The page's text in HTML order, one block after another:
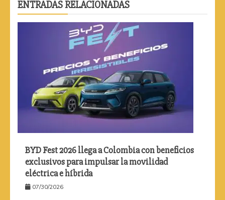
ENTRADAS RELACIONADAS
BYD Fest 2026 llega a Colombia con beneficios
exclusivos para impulsar la movilidad
eléctrica e híbrida
07/30/2026